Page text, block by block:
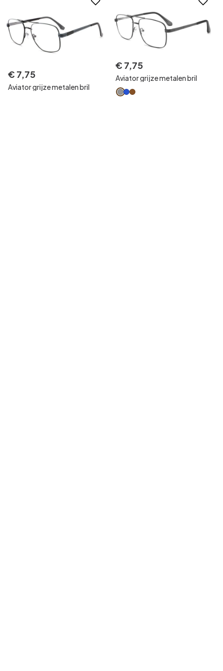
€ 7,75
Aviator grijze metalen bril
€ 7,75
Aviator grijze metalen bril